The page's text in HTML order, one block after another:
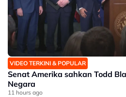
VIDEO TERKINI & POPULAR
Senat Amerika sahkan Todd
Negara
11 hours ago